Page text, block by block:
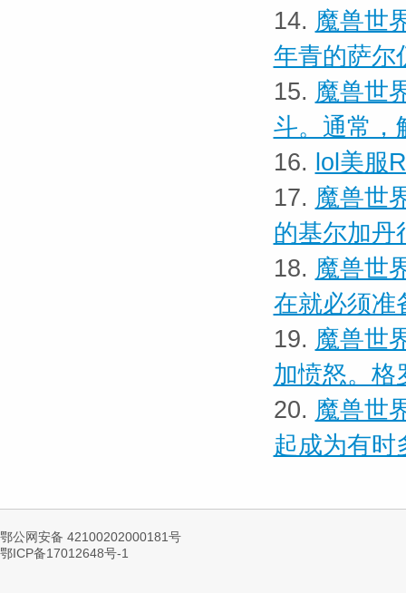
14. 魔兽世
年青的萨尔
15. 魔兽世
斗。通常，
16. lol美服
17. 魔兽世
的基尔加丹
18. 魔兽世
在就必须准
19. 魔兽世
加愤怒。格
20. 魔兽世
起成为有时
鄂公网安备 42100202000181号
鄂ICP备17012648号-1